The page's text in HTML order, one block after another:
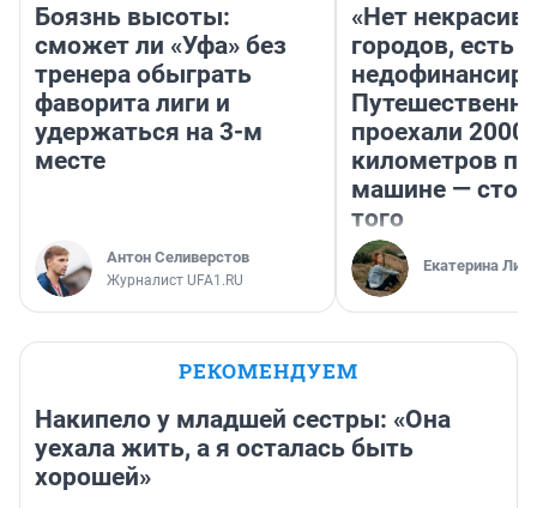
Боязнь высоты:
сможет ли «Уфа» без
тренера обыграть
фаворита лиги и
удержаться на 3-м
месте
Антон Селиверстов
Журналист UFA1.RU
«Нет
городов, есть
проехали 2000
километров по
машине —
того
Екатерина
РЕКОМЕНДУЕМ
Накипело у младшей сестры: «Она
уехала жить, а я осталась быть
хорошей»